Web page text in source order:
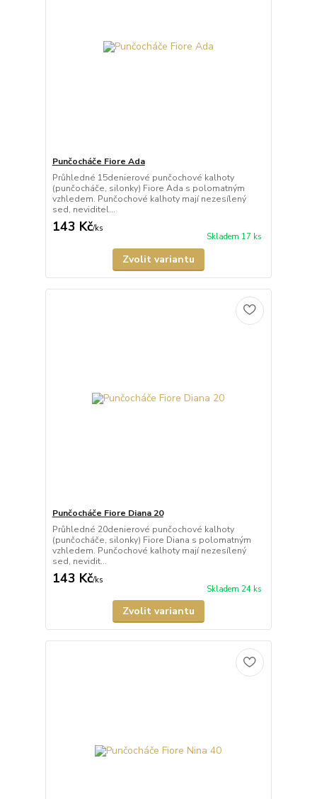
Punčocháče Fiore Ada
Průhledné 15denierové punčochové kalhoty
(punčocháče, silonky) Fiore Ada s polomatným
vzhledem. Punčochové kalhoty mají nezesílený
sed, neviditel...
143 Kč/ks
Skladem 17 ks
Zvolit variantu
Punčocháče Fiore Diana 20
Průhledné 20denierové punčochové kalhoty
(punčocháče, silonky) Fiore Diana s polomatným
vzhledem. Punčochové kalhoty mají nezesílený
sed, nevidit...
143 Kč/ks
Skladem 24 ks
Zvolit variantu